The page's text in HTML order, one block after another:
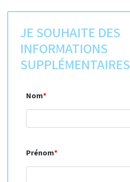
JE SOUHAITE DES
INFORMATIONS
SUPPLÉMENTAIRES
Nom*
Prénom*